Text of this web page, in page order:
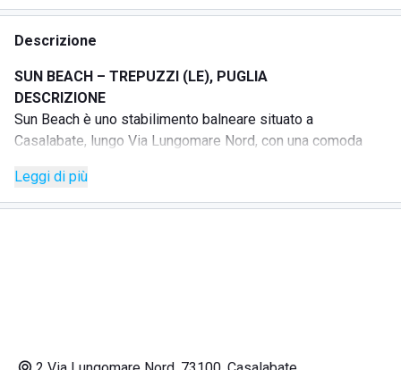
Descrizione
SUN BEACH – TREPUZZI (LE), PUGLIA
DESCRIZIONE
Sun Beach è uno stabilimento balneare situato a
Casalabate, lungo Via Lungomare Nord, con una comoda
in totale relax.
La struttura mette a disposizione ombrelloni, sdraio e
Leggi di più